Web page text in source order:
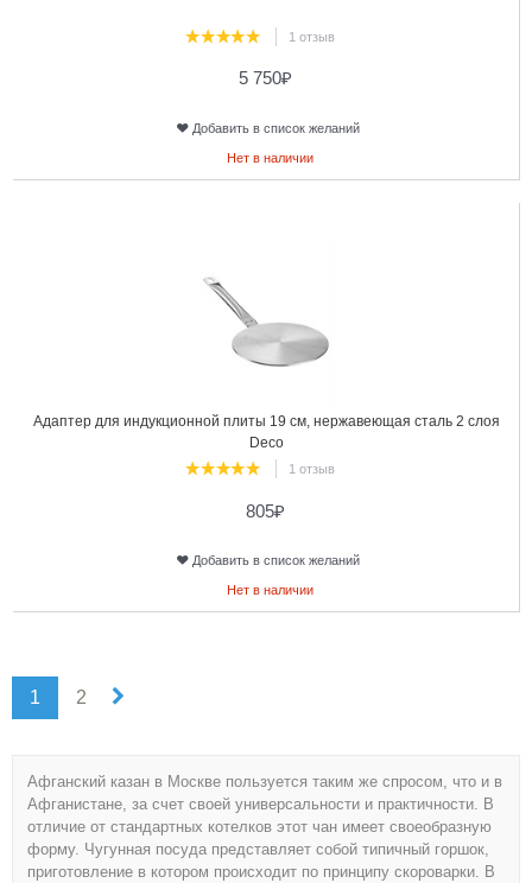
1 отзыв
5 750₽
Добавить в список желаний
Нет в наличии
Адаптер для индукционной плиты 19 см, нержавеющая сталь 2 слоя
Deco
1 отзыв
805₽
Добавить в список желаний
Нет в наличии
1 2
Афганский казан в Москве пользуется таким же спросом, что и в
Афганистане, за счет своей универсальности и практичности. В
отличие от стандартных котелков этот чан имеет своеобразную
форму. Чугунная посуда представляет собой типичный горшок,
приготовление в котором происходит по принципу скороварки. В